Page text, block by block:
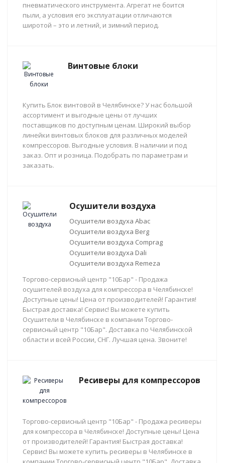
пневматического инструмента. Агрегат не боится
пыли, а условия его эксплуатации отличаются
широтой – это и летний, и зимний период.
Винтовые блоки
Купить Блок винтовой в Челябинске? У нас большой
ассортимент и выгодные цены от лучших
поставщиков по доступным ценам. Широкий выбор
линейки винтовых блоков для различных моделей
компрессоров. Выгодные условия. В наличии и под
заказ. Опт и розница. Подобрать по параметрам и
заказать.
Осушители воздуха
Осушители воздуха Abac
Осушители воздуха Berg
Осушители воздуха Comprag
Осушители воздуха Dali
Осушители воздуха Remeza
Торгово-сервисный центр "10Бар" - Продажа
осушителей воздуха для компрессора в Челябинске!
Доступные цены! Цена от производителей! Гарантия!
Быстрая доставка! Сервис! Вы можете купить
Осушители в Челябинске в компании Торгово-
сервисный центр "10Бар". Доставка по Челябинской
области и всей России, СНГ. Лучшая цена. Звоните!
Ресиверы для компрессоров
Торгово-сервисный центр "10Бар" - Продажа ресиверы
для компрессора в Челябинске! Доступные цены! Цена
от производителей! Гарантия! Быстрая доставка!
Сервис! Вы можете купить ресиверы в Челябинске в